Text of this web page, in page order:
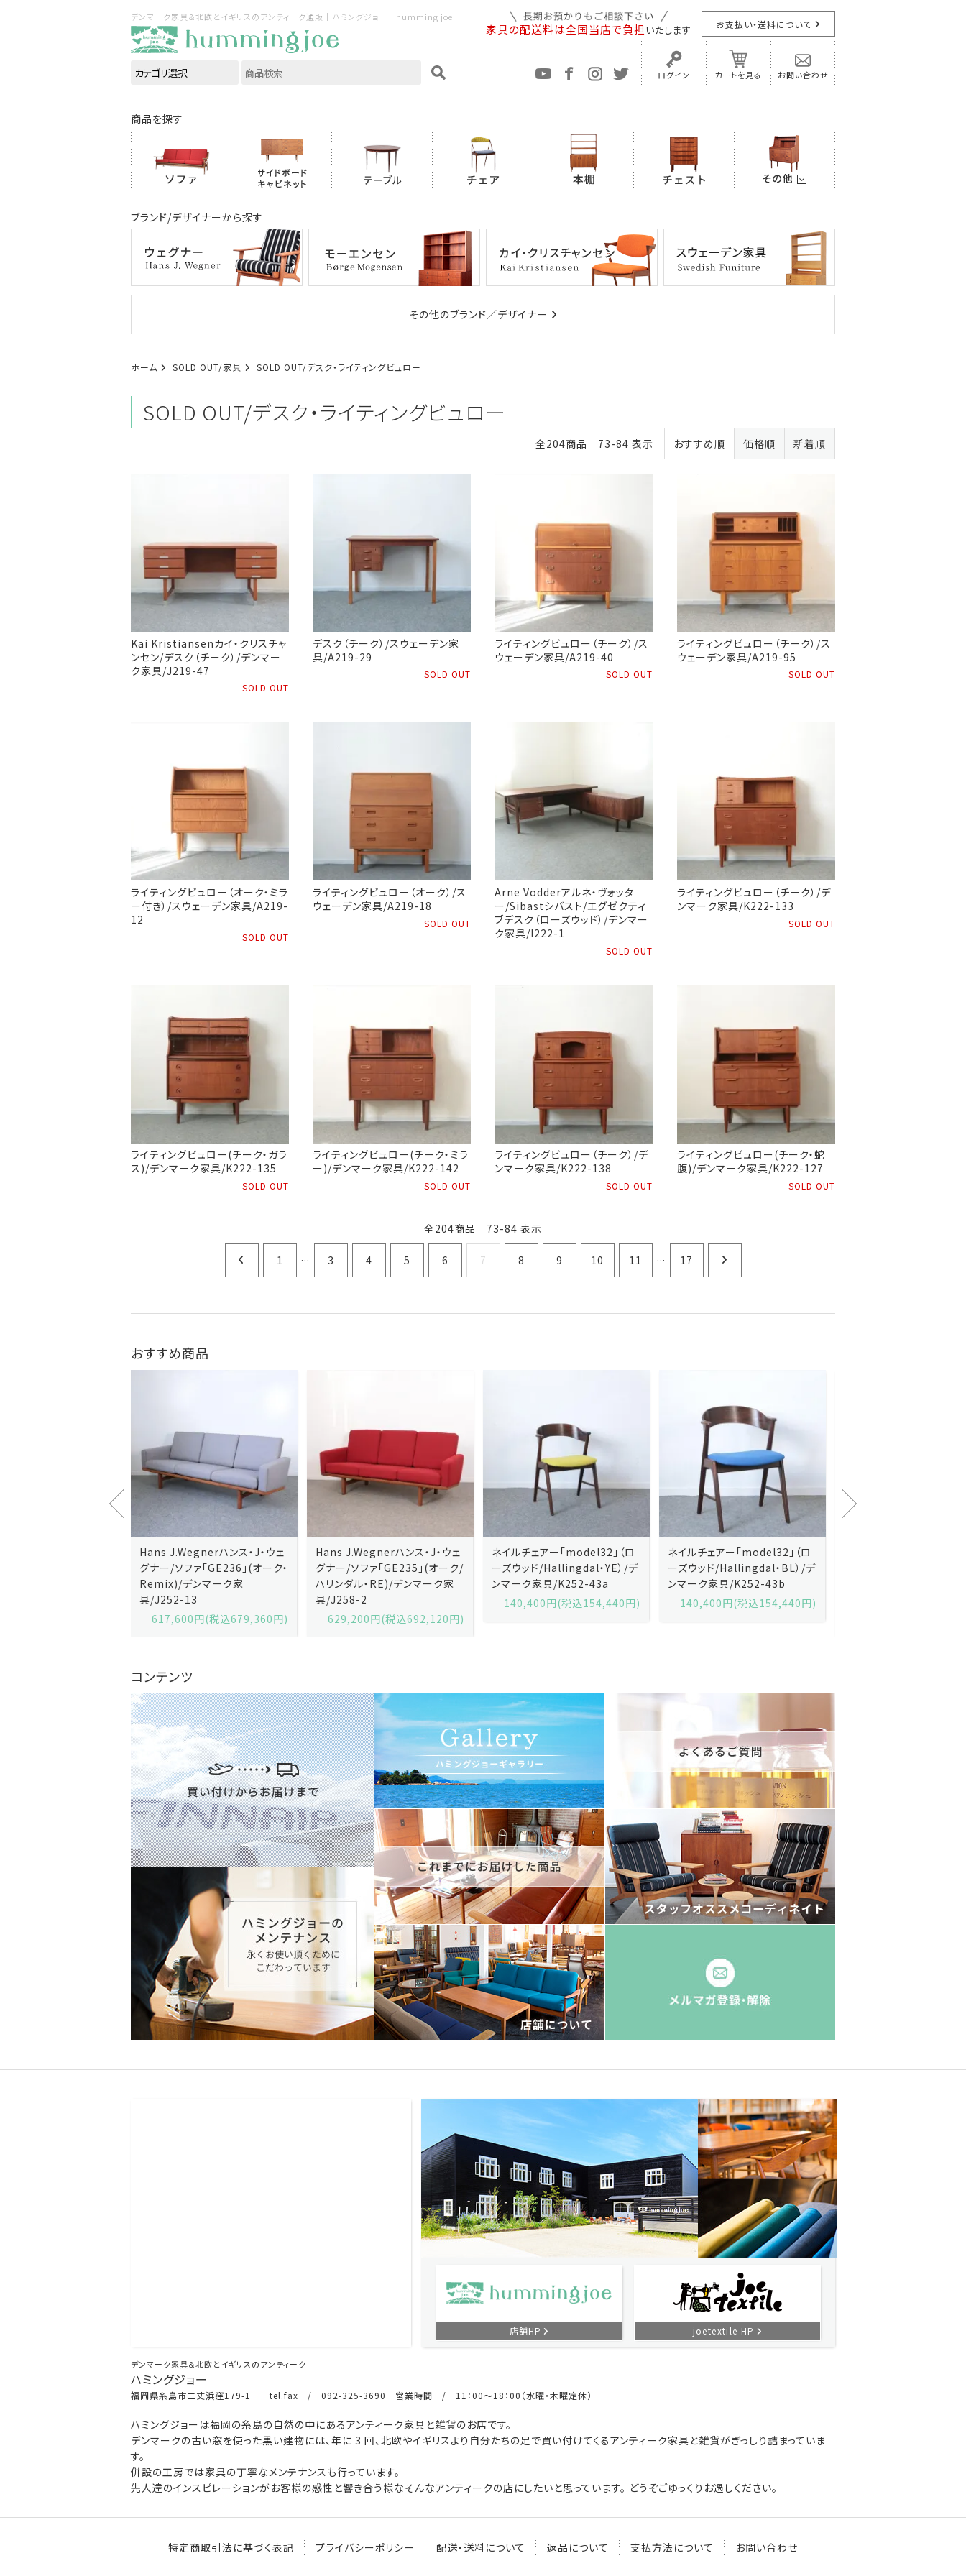
デンマーク家具＆北欧とイギリスのアンティーク通販｜ハミングジョー humming joe
家具の配送料は全国当店で負担 いたします お支払い・送料について
ログイン カートを見る お問い合わせ
商品を探す
ブランド/デザイナーから探す
その他のブランド／デザイナー
ホーム SOLD OUT/家具 SOLD OUT/デスク・ライティングビュロー
SOLD OUT/デスク・ライティングビュロー
全204商品 73-84 表示 おすすめ順 価格順 新着順
Kai Kristiansenカイ・クリスチャ
ンセン/デスク（チーク）/デンマー
ク家具/J219-47
SOLD OUT
デスク（チーク）/スウェーデン家
具/A219-29
SOLD OUT
ライティングビュロー（チーク）/ス
ウェーデン家具/A219-40
SOLD OUT
ライティングビュロー（チーク）/ス
ウェーデン家具/A219-95
SOLD OUT
ライティングビュロー（オーク・ミラ
ー付き）/スウェーデン家具/A219-
12
SOLD OUT
ライティングビュロー（オーク）/ス
ウェーデン家具/A219-18
SOLD OUT
Arne Vodderアルネ・ヴォッタ
ー/Sibastシバスト/エグゼクティ
ブデスク（ローズウッド）/デンマー
ク家具/I222-1
SOLD OUT
ライティングビュロー（チーク）/デ
ンマーク家具/K222-133
SOLD OUT
ライティングビュロー(チーク・ガラ
ス)/デンマーク家具/K222-135
SOLD OUT
ライティングビュロー(チーク・ミラ
ー)/デンマーク家具/K222-142
SOLD OUT
ライティングビュロー（チーク）/デ
ンマーク家具/K222-138
SOLD OUT
ライティングビュロー(チーク・蛇
腹)/デンマーク家具/K222-127
SOLD OUT
全204商品 73-84 表示
1 ... 3 4 5 6 7 8 9 10 11 ... 17
おすすめ商品
Hans J.Wegnerハンス・J・ウェ
グナー/ソファ「GE235」(オーク/
ハリンダル・RE)/デンマーク家
具/J258-2
629,200円(税込692,120円)
ネイルチェアー「model32」（ロ
ーズウッド/Hallingdal・YE）/デ
ンマーク家具/K252-43a
140,400円(税込154,440円)
ネイルチェアー「model32」（ロ
ーズウッド/Hallingdal・BL）/デ
ンマーク家具/K252-43b
140,400円(税込154,440円)
Kai Kristiansenカイ・クリスチ
ャンセン/ダイニングチェアー
「No.42」（ローズウッド・レザー
黒）/デンマーク家具/J252-57j
コンテンツ
店舗HP joetextile HP
デンマーク家具＆北欧とイギリスのアンティーク
ハミングジョー
福岡県糸島市二丈浜窪179-1 tel.fax / 092-325-3690 営業時間 / 11：00～18：00（水曜・木曜定休）
ハミングジョーは福岡の糸島の自然の中にあるアンティーク家具と雑貨のお店です。
デンマークの古い窓を使った黒い建物には、年に 3 回、北欧やイギリスより自分たちの足で買い付けてくるアンティーク家具と雑貨がぎっしり詰まっていま
す。
併設の工房では家具の丁寧なメンテナンスも行っています。
先人達のインスピレーションがお客様の感性と響き合う様なそんなアンティークの店にしたいと思っています。 どうぞごゆっくりお過しください。
特定商取引法に基づく表記 プライバシーポリシー 配送・送料について 返品について 支払方法について お問い合わせ